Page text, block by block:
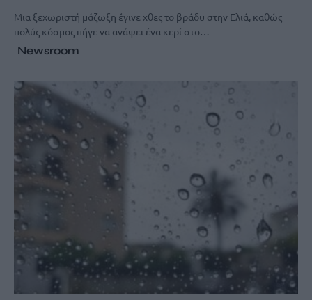
Μια ξεχωριστή μάζωξη έγινε χθες το βράδυ στην Ελιά, καθώς
πολύς κόσμος πήγε να ανάψει ένα κερί στο…
Newsroom